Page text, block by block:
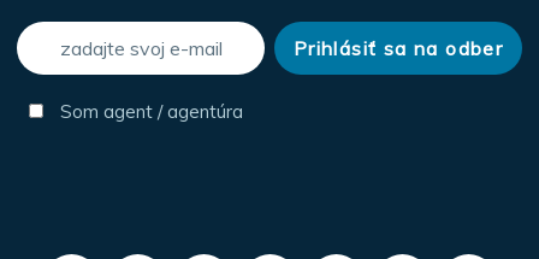
Som agent / agentúra